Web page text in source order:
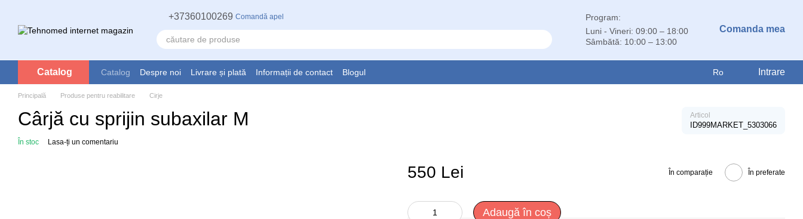
+37360100269 Comandă apel
Program:
Luni - Vineri: 09:00 – 18:00
Sâmbătă: 10:00 – 13:00
Comanda mea
Catalog Catalog Despre noi Livrare și plată Informații de contact Blogul Ro Intrare
Principală Produse pentru reabilitare Cirje
Cârjă cu sprijin subaxilar M Articol
ID999MARKET_5303066
În stoc Lasa-ți un comentariu
550 Lei În comparație În preferate
Adaugă în coș